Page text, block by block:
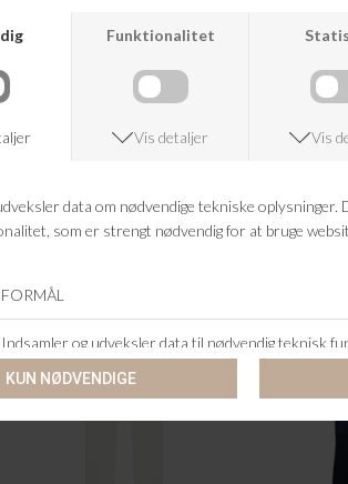
KUNDESERVICE
+46 86 60 21 22
ANDRE KØBTE OGSÅ